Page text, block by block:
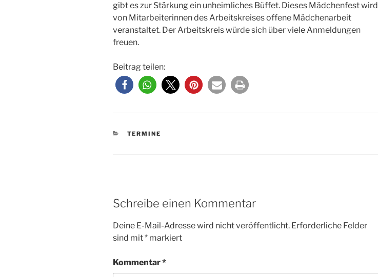
gibt es zur Stärkung ein unheimliches Büffet. Dieses Mädchenfest wird
von Mitarbeiterinnen des Arbeitskreises offene Mädchenarbeit
veranstaltet. Der Arbeitskreis würde sich über viele Anmeldungen
freuen.
Beitrag teilen:
KATEGORIEN
TERMINE
Schreibe einen Kommentar
Deine E-Mail-Adresse wird nicht veröffentlicht. Erforderliche Felder
sind mit* markiert
Kommentar*